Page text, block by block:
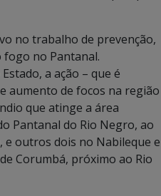
no trabalho de prevenção,
no Pantanal.
a ação – que é
aumento de focos na região
que atinge a área
Pantanal do Rio Negro, ao
e outros dois no Nabileque e
Corumbá, próximo ao Rio